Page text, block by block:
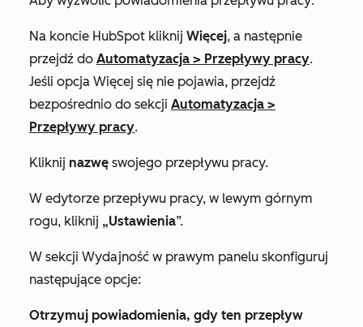
Na koncie HubSpot kliknij Więcej, a następnie
przejdź do Automatyzacja > Przepływy pracy.
Jeśli opcja Więcej się nie pojawia, przejdź
bezpośrednio do sekcji Automatyzacja >
Przepływy pracy.
Kliknij nazwę swojego przepływu pracy.
W edytorze przepływu pracy, w lewym górnym
rogu, kliknij „Ustawienia”.
W sekcji Wydajność w prawym panelu skonfiguruj
następujące opcje:
Otrzymuj powiadomienia, gdy ten przepływ